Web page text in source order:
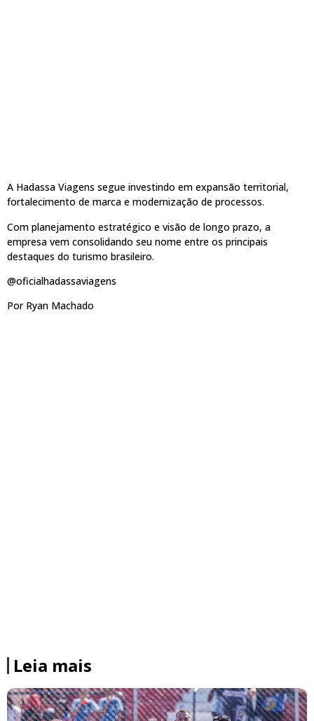
A Hadassa Viagens segue investindo em expansão territorial,
fortalecimento de marca e modernização de processos.
Com planejamento estratégico e visão de longo prazo, a
empresa vem consolidando seu nome entre os principais
destaques do turismo brasileiro.
@oficialhadassaviagens
Por Ryan Machado
Leia mais